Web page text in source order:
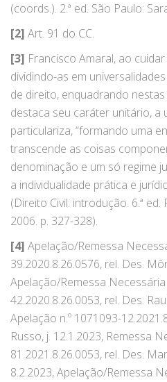
(coords.). 2.ª ed. São Paulo:
[2] Art. 91 do CC.
[3] Francisco Amaral, ao
dividindo-as em
de direito, enquadrando
destaca seu caráter unitário, a
particulariza, “formando uma
transcende as coisas
denominação e um só regime
a individualidade prática e
(Direito Civil: introdução. 6.ª ed.
2006. p. 327-328).
[4] Apelação/Remessa
39.2020.8.26.0576, rel. Des.
Apelação/Remessa Necessária
42.2020.8.26.0053, rel. Des.
Apelação n.º 1071093-
Russo, j. 12.1.2023, Remessa
81.2021.8.26.0053, rel. Des.
8.2.2023, Apelação/Remessa